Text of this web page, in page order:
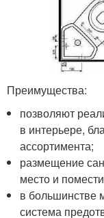
Преимущества:
позволяют
в интерьере,
ассортимента;
размещение
место и
в большинстве
система